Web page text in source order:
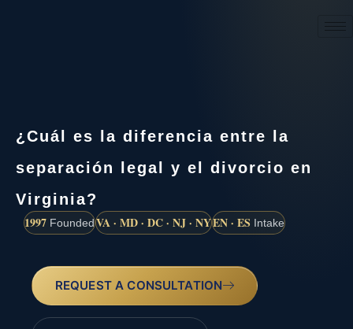
¿Cuál es la diferencia entre la
separación legal y el divorcio en
Virginia?
1997 FoundedVA · MD · DC · NJ · NYEN · ES Intake
REQUEST A CONSULTATION